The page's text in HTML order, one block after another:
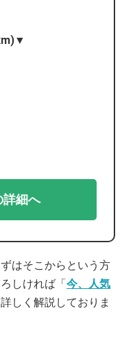
詳細へ
はそこからという方
しければ「今、人気
詳しく解説しておりま